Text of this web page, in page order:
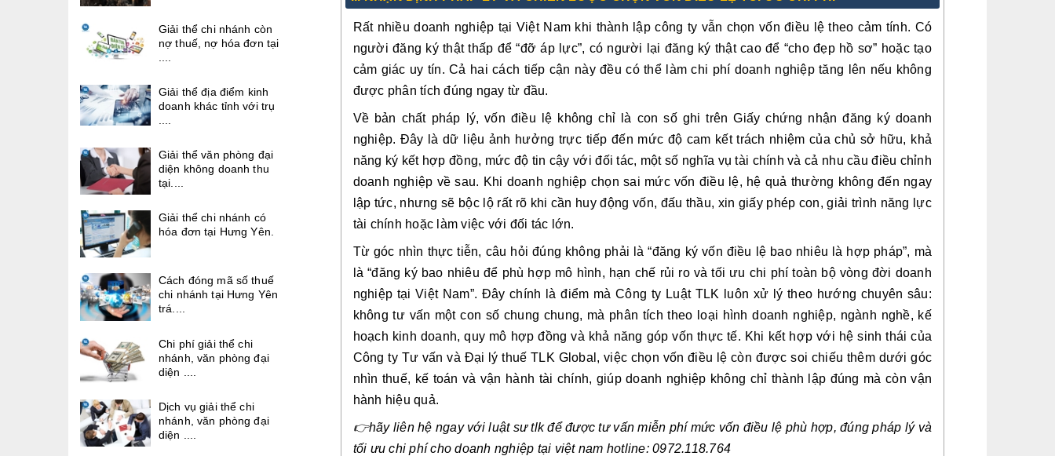
Rất nhiều doanh nghiệp tại Việt Nam khi thành lập công ty vẫn chọn vốn điều lệ theo cảm tính. Có
người đăng ký thật thấp để “đỡ áp lực”, có người lại đăng ký thật cao để “cho đẹp hồ sơ” hoặc tạo
cảm giác uy tín. Cả hai cách tiếp cận này đều có thể làm chi phí doanh nghiệp tăng lên nếu không
được phân tích đúng ngay từ đầu.
Về bản chất pháp lý, vốn điều lệ không chỉ là con số ghi trên Giấy chứng nhận đăng ký doanh
nghiệp. Đây là dữ liệu ảnh hưởng trực tiếp đến mức độ cam kết trách nhiệm của chủ sở hữu, khả
năng ký kết hợp đồng, mức độ tin cậy với đối tác, một số nghĩa vụ tài chính và cả nhu cầu điều chỉnh
doanh nghiệp về sau. Khi doanh nghiệp chọn sai mức vốn điều lệ, hệ quả thường không đến ngay
lập tức, nhưng sẽ bộc lộ rất rõ khi cần huy động vốn, đấu thầu, xin giấy phép con, giải trình năng lực
tài chính hoặc làm việc với đối tác lớn.
Từ góc nhìn thực tiễn, câu hỏi đúng không phải là “đăng ký vốn điều lệ bao nhiêu là hợp pháp”, mà
là “đăng ký bao nhiêu để phù hợp mô hình, hạn chế rủi ro và tối ưu chi phí toàn bộ vòng đời doanh
nghiệp tại Việt Nam”. Đây chính là điểm mà Công ty Luật TLK luôn xử lý theo hướng chuyên sâu:
không tư vấn một con số chung chung, mà phân tích theo loại hình doanh nghiệp, ngành nghề, kế
hoạch kinh doanh, quy mô hợp đồng và khả năng góp vốn thực tế. Khi kết hợp với hệ sinh thái của
Công ty Tư vấn và Đại lý thuế TLK Global, việc chọn vốn điều lệ còn được soi chiếu thêm dưới góc
nhìn thuế, kế toán và vận hành tài chính, giúp doanh nghiệp không chỉ thành lập đúng mà còn vận
hành hiệu quả.
👉hãy liên hệ ngay với luật sư tlk để được tư vấn miễn phí mức vốn điều lệ phù hợp, đúng pháp lý và
tối ưu chi phí cho doanh nghiệp tại việt nam hotline: 0972.118.764
Giải thể chi nhánh còn
nợ thuế, nợ hóa đơn tại
Giải thể địa điểm kinh
doanh khác tỉnh với trụ
Giải thể văn phòng đại
diện không doanh thu
tại....
Giải thể chi nhánh có
hóa đơn tại Hưng Yên.
Cách đóng mã số thuế
chi nhánh tại Hưng Yên
trá....
Chi phí giải thể chi
nhánh, văn phòng đại
diện ....
Dịch vụ giải thể chi
nhánh, văn phòng đại
diện ....